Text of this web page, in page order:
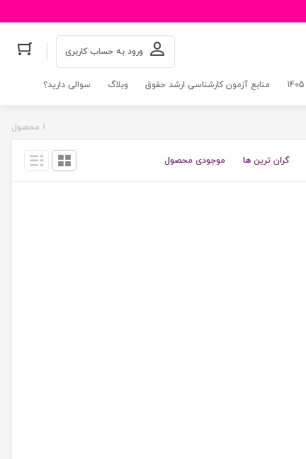
ورود به حساب کاربری
منابع آزمون کارشناسی ارشد حقوق وبلاگ سوالی دارید؟
1 محصول
گران ترین ها موجودی محصول